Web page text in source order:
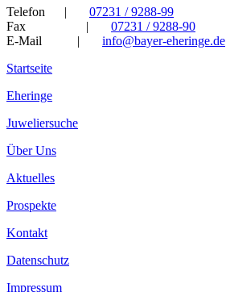
Telefon
07231 / 9288-99
Fax
07231 / 9288-90
E-Mail
info@bayer-eheringe.de
Startseite
Eheringe
Juweliersuche
Über Uns
Aktuelles
Prospekte
Kontakt
Datenschutz
Impressum